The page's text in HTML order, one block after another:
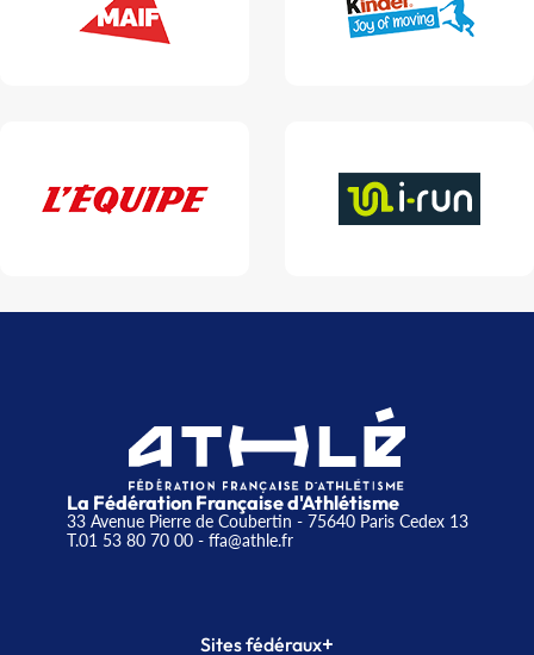
La Fédération Française d'Athlétisme
33 Avenue Pierre de Coubertin - 75640 Paris Cedex 13
T.01 53 80 70 00- ffa@athle.fr
Sites fédéraux+